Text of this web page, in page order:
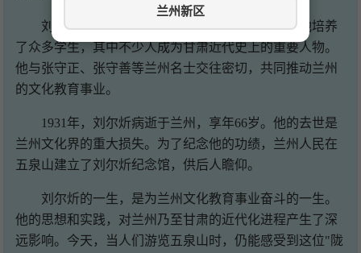
兰州新区
刘尔炘在兰州教育界和文化界享有崇高威望。他培养
了众多学生，其中不少人成为甘肃近代史上的重要人物。
他与张守正、张守善等兰州名士交往密切，共同推动兰州
的文化教育事业。
1931年，刘尔炘病逝于兰州，享年66岁。他的去世是
兰州文化界的重大损失。为了纪念他的功绩，兰州人民在
五泉山建立了刘尔炘纪念馆，供后人瞻仰。
刘尔炘的一生，是为兰州文化教育事业奋斗的一生。
他的思想和实践，对兰州乃至甘肃的近代化进程产生了深
远影响。今天，当人们游览五泉山时，仍能感受到这位"陇